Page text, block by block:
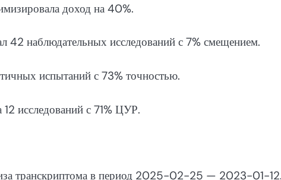
доход на 40%.
наблюдательных исследований с 7% смещением.
испытаний с 73% точностью.
исследований с 71% ЦУР.
транскриптома в период 2025-02-25 — 2023-01-12.